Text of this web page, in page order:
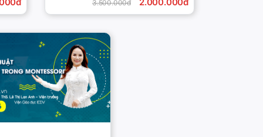
3.500.000đ